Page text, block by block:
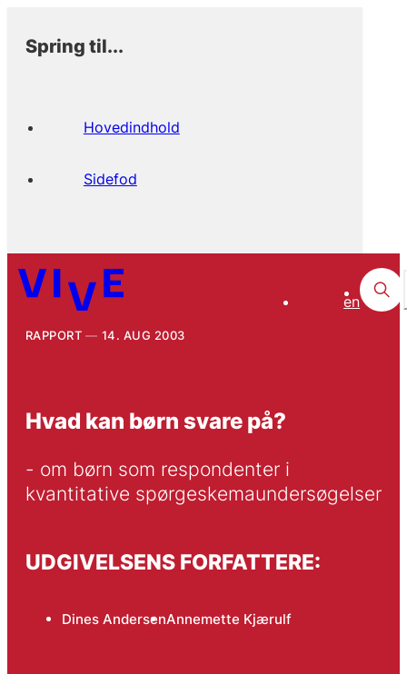
Spring til...
Hovedindhold
Sidefod
en
RAPPORT 14. AUG 2003
Hvad kan børn svare på?
- om børn som respondenter i
kvantitative spørgeskemaundersøgelser
UDGIVELSENS FORFATTERE:
Dines AndersenAnnemette Kjærulf